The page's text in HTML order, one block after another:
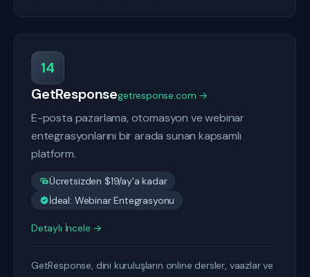
14
GetResponsegetresponse.com →
E-posta pazarlama, otomasyon ve webinar
entegrasyonlarını bir arada sunan kapsamlı
platform.
Ücretsizden $19/ay'a kadar
İdeal: Webinar Entegrasyonu
Detaylı İncele →
GetResponse, dini kuruluşların online dersler, vaazlar ve